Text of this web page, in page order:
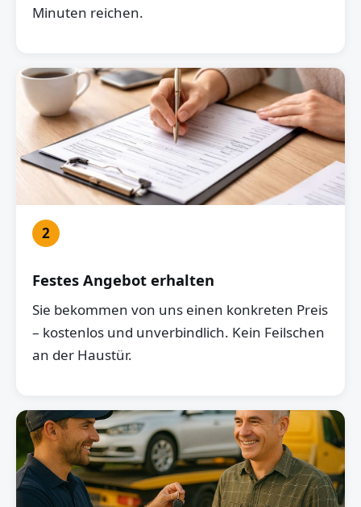
Minuten reichen.
2
Festes Angebot erhalten
Sie bekommen von uns einen konkreten Preis
– kostenlos und unverbindlich. Kein Feilschen
an der Haustür.